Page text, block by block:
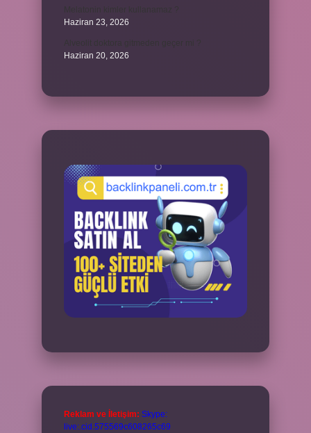
Haziran 23, 2026
Haziran 20, 2026
Reklam ve İletişim: Skype:
live:.cid.575569c608265c69